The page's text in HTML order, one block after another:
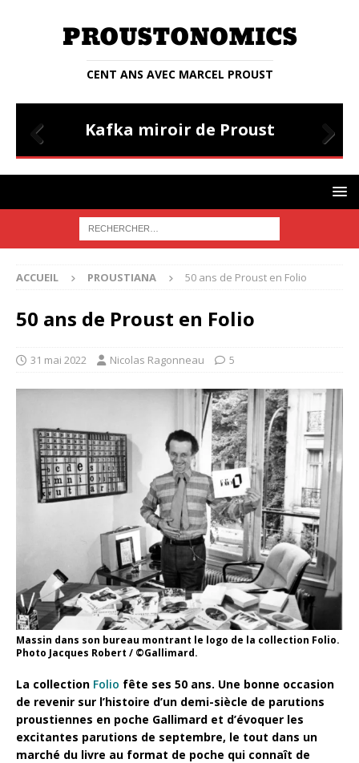
CENT ANS AVEC MARCEL PROUST
Entretien avec Judith Lyon-Caen
Prev
ious
Nex
t
ACCUEIL PROUSTIANA 50 ans de Proust en Folio
50 ans de Proust en Folio
31 mai 2022 Nicolas Ragonneau 5
Massin dans son bureau montrant le logo de la collection Folio.
Photo Jacques Robert / ©Gallimard.
La collection Folio fête ses 50 ans. Une bonne occasion
de revenir sur l’histoire d’un demi-siècle de parutions
proustiennes en poche Gallimard et d’évoquer les
excitantes parutions de septembre, le tout dans un
marché du livre au format de poche qui connaît de